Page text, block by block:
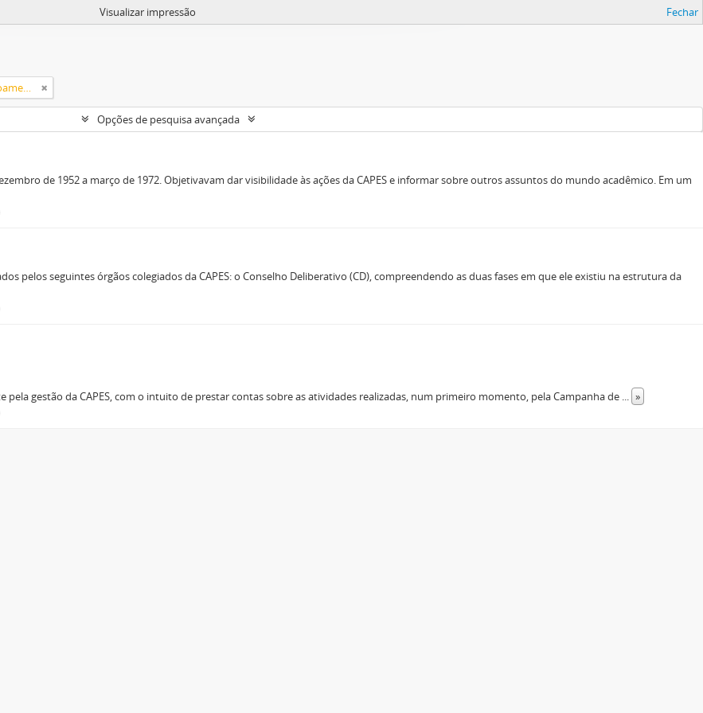
Visualizar impressão Fechar
Campanha Nacional de Aperfeiçoamento de Pessoal de Nível Superior (CAPES)
Opções de pesquisa avançada
de 1952 a março de 1972. Objetivavam dar visibilidade às ações da CAPES e informar sobre outros assuntos do mundo acadêmico. Em um
pelos seguintes órgãos colegiados da CAPES: o Conselho Deliberativo (CD), compreendendo as duas fases em que ele existiu na estrutura da
gestão da CAPES, com o intuito de prestar contas sobre as atividades realizadas, num primeiro momento, pela Campanha de ... »